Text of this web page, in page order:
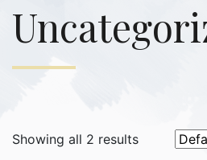
Showing all 2 results